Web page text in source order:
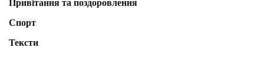
Привітання та поздоровлення
Спорт
Тексти